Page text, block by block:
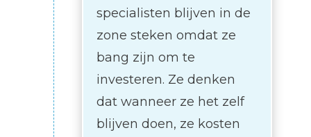
specialisten blijven in de
zone steken omdat ze
bang zijn om te
investeren. Ze denken
dat wanneer ze het zelf
blijven doen, ze kosten